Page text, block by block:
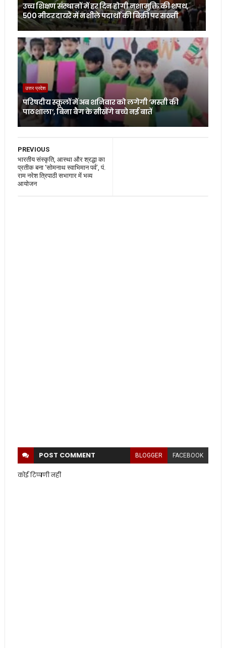
उच्च शिक्षण संस्थानों में हर दिन होगी नशामुक्ति की शपथ,
500 मीटर दायरे में नशीले पदार्थों की बिक्री पर सख्ती
उत्तर प्रदेश
परिषदीय स्कूलों में अब शनिवार को लगेगी ‘मस्ती की
पाठशाला’, बिना बैग के सीखेंगे बच्चे नई बातें
PREVIOUS
भारतीय संस्कृति, आस्था और श्रद्धा का
प्रतीक बना ‘सोमनाथ स्वाभिमान पर्व’, पं.
राम नरेश त्रिपाठी सभागार में भव्य
आयोजन
POST COMMENT BLOGGER FACEBOOK
कोई टिप्पणी नहीं